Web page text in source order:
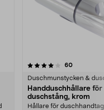
60
Duschmunstycken &
Handduschhållare
duschstång, krom
Hållare för
4.5av 5 stjärnor